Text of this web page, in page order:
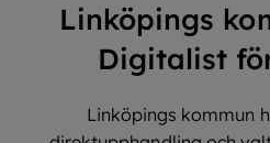
Linköpings
Digitalist
Linköpings kommun